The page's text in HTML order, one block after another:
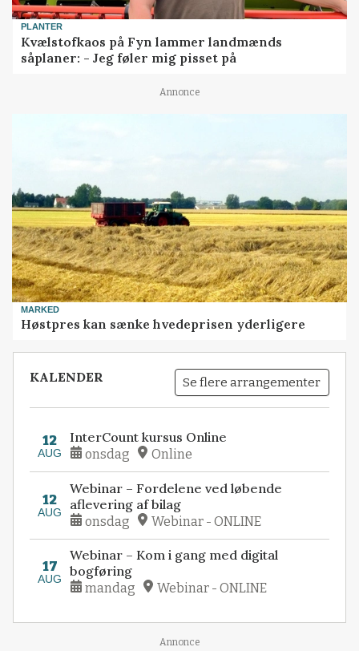
PLANTER
Kvælstofkaos på Fyn lammer landmænds
såplaner: - Jeg føler mig pisset på
Annonce
MARKED
Høstpres kan sænke hvedeprisen yderligere
KALENDER Se flere arrangementer
12
AUG
InterCount kursus Online
onsdag Online
12
AUG
Webinar – Fordelene ved løbende
aflevering af bilag
onsdag Webinar - ONLINE
17
AUG
Webinar – Kom i gang med digital
bogføring
mandag Webinar - ONLINE
Annonce